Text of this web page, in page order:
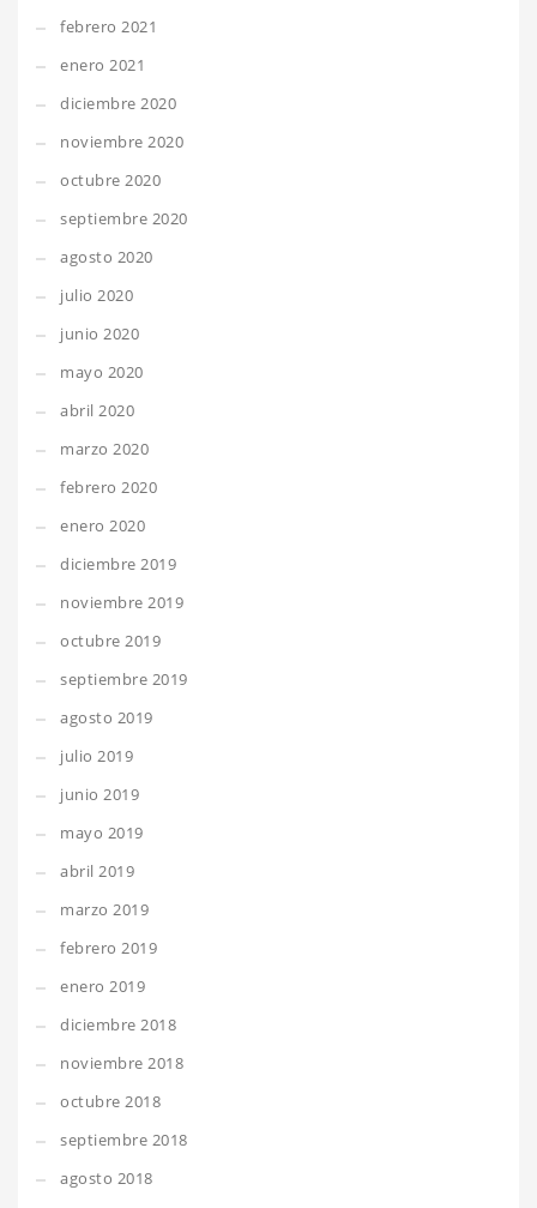
febrero 2021
enero 2021
diciembre 2020
noviembre 2020
octubre 2020
septiembre 2020
agosto 2020
julio 2020
junio 2020
mayo 2020
abril 2020
marzo 2020
febrero 2020
enero 2020
diciembre 2019
noviembre 2019
octubre 2019
septiembre 2019
agosto 2019
julio 2019
junio 2019
mayo 2019
abril 2019
marzo 2019
febrero 2019
enero 2019
diciembre 2018
noviembre 2018
octubre 2018
septiembre 2018
agosto 2018